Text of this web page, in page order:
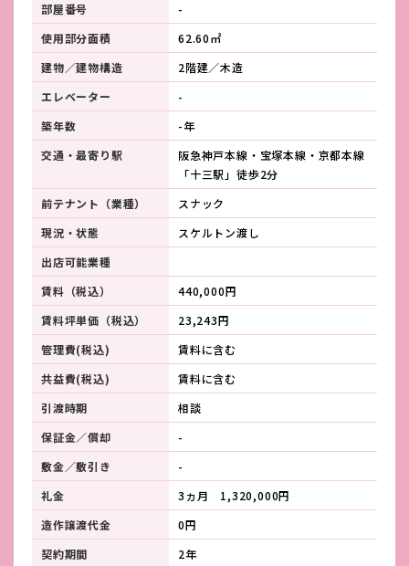
部屋番号
-
使用部分面積
62.60㎡
建物／建物構造
2階建／木造
エレベーター
-
築年数
-年
交通・最寄り駅
阪急神戸本線・宝塚本線・京都本線
「十三駅」徒歩2分
前テナント（業種）
スナック
現況・状態
スケルトン渡し
出店可能業種
賃料（税込）
440,000円
賃料坪単価（税込）
23,243円
管理費(税込)
賃料に含む
共益費(税込)
賃料に含む
引渡時期
相談
保証金／償却
-
敷金／敷引き
-
礼金
3ヵ月 1,320,000円
造作譲渡代金
0円
契約期間
2年